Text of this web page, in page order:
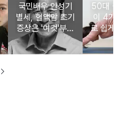
국민배우 안성기
별세, 혈액암 초기
증상은 '이것'부터
시작됩니다
50대 중
이 4가
로 쉽게
세